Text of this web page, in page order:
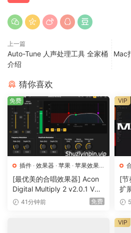
starting with a sleek interface
tools you need, when you need
Sound Changes
Leverage Flex-Tune for more
correction, Classic Mode for the
Transpose for real-time pitch
Find the Key
Compatibility with the Auto-Key
means never having to worry
music before tuning. Auto-Key
and sends that information to
click.
Use Humanize to preserve subtle
上一篇
Auto-Tune 人声处理工具 全家桶
介绍
Mac
猜你喜欢
插件 · 效果器 · 苹果 · 苹果效果
器
[最优美的合唱效果器] Acon
Digital Multiply 2 v2.0.1 VST
VST3 AU AAX [WiN, MacOS
41分钟前 免费
免费
[节
扩
VIP
VIP